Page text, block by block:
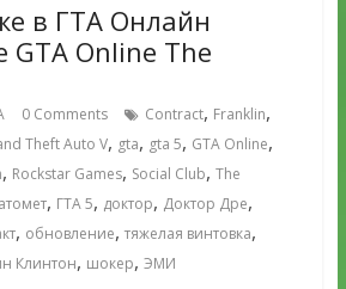
в ГТА Онлайн
GTA Online The
0 Comments Contract, Franklin,
Theft Auto V, gta, gta 5, GTA Online,
, Rockstar Games, Social Club, The
, ГТА 5, доктор, Доктор Дре,
, обновление, тяжелая винтовка,
Клинтон, шокер, ЭМИ